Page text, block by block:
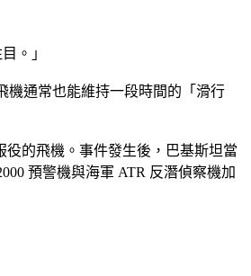
。」
機通常也能維持一段時間的「滑行
役的飛機。事件發生後，巴基斯坦當
預警機與海軍 ATR 反潛偵察機加